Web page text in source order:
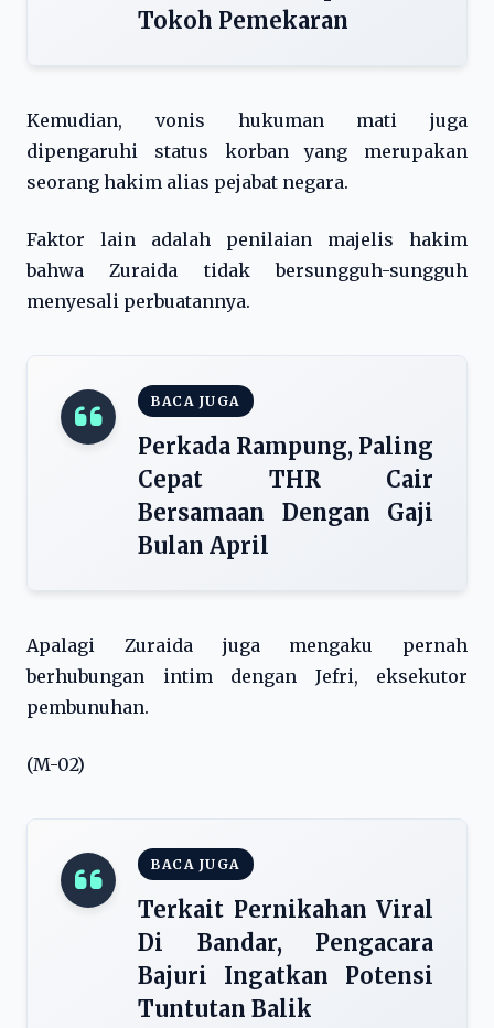
Tokoh Pemekaran
Kemudian, vonis hukuman mati juga
dipengaruhi status korban yang merupakan
seorang hakim alias pejabat negara.
Faktor lain adalah penilaian majelis hakim
bahwa Zuraida tidak bersungguh-sungguh
menyesali perbuatannya.
BACA JUGA
Perkada Rampung, Paling
Cepat THR Cair
Bersamaan Dengan Gaji
Bulan April
Apalagi Zuraida juga mengaku pernah
berhubungan intim dengan Jefri, eksekutor
pembunuhan.
(M-02)
BACA JUGA
Terkait Pernikahan Viral
Di Bandar, Pengacara
Bajuri Ingatkan Potensi
Tuntutan Balik